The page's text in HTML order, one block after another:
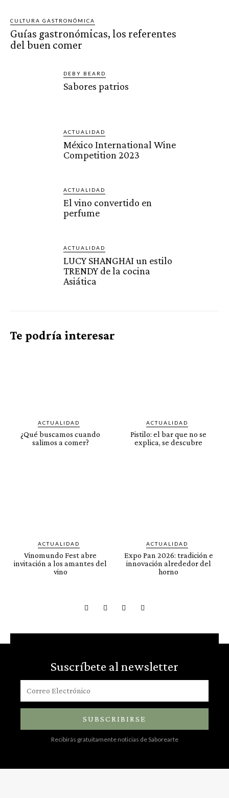
CULTURA GASTRONÓMICA
Guías gastronómicas, los referentes
del buen comer
DEBY BEARD
Sabores patrios
ACTUALIDAD
México International Wine
Competition 2023
ACTUALIDAD
El vino convertido en
perfume
ACTUALIDAD
LUCY SHANGHAI un estilo
TRENDY de la cocina
Asiática
Te podría interesar
ACTUALIDAD
¿Qué buscamos cuando
salimos a comer?
ACTUALIDAD
Pistilo: el bar que no se
explica, se descubre
ACTUALIDAD
Vinomundo Fest abre
invitación a los amantes del
vino
ACTUALIDAD
Expo Pan 2026: tradición e
innovación alrededor del
horno
Suscríbete al newsletter
SUBSCRIBIRSE
Recibirás gratuitamente noticias de Saborearte